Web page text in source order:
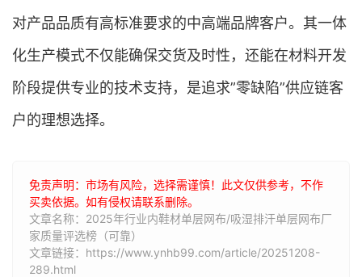
对产品品质有高标准要求的中高端品牌客户。其一体
化生产模式不仅能确保交货及时性，还能在材料开发
阶段提供专业的技术支持，是追求”零缺陷”供应链客
户的理想选择。
免责声明：市场有风险，选择需谨慎！此文仅供参考，不作
买卖依据。如有侵权请联系删除。
文章名称：2025年行业内鞋材单层网布/吸湿排汗单层网布厂
家质量评选榜（可靠）
文章链接：https://www.ynhb99.com/article/20251208-
289.html